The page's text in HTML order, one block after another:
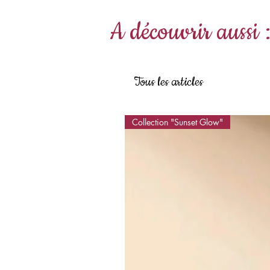
A découvrir aussi :
Tous les articles
Collection "Sunset Glow"